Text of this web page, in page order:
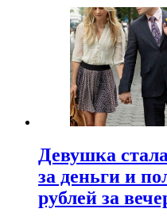
Девушка
за деньги и
рублей за